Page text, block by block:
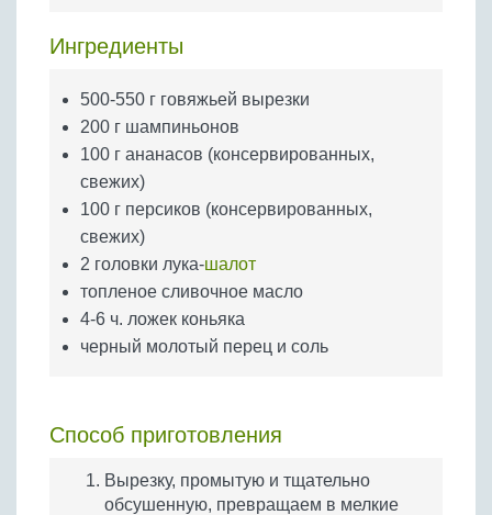
Яйца
Ингредиенты
500-550 г говяжьей вырезки
200 г шампиньонов
100 г ананасов (консервированных,
свежих)
100 г персиков (консервированных,
свежих)
2 головки лука-шалот
топленое сливочное масло
4-6 ч. ложек коньяка
черный молотый перец и соль
Способ приготовления
Вырезку, промытую и тщательно
обсушенную, превращаем в мелкие